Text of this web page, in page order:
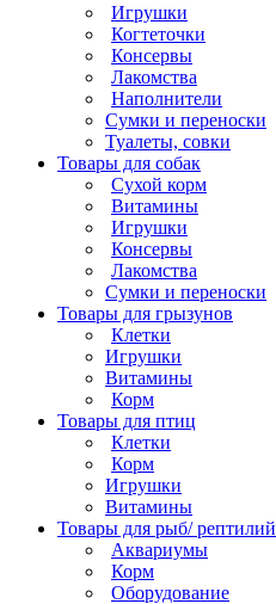
Игрушки
Когтеточки
Консервы
Лакомства
Наполнители
Сумки и переноски
Туалеты, совки
Товары для собак
Cухой корм
Витамины
Игрушки
Консервы
Лакомства
Сумки и переноски
Товары для грызунов
Клетки
Игрушки
Витамины
Корм
Товары для птиц
Клетки
Корм
Игрушки
Витамины
Товары для рыб/ рептилий
Аквариумы
Корм
Оборудование